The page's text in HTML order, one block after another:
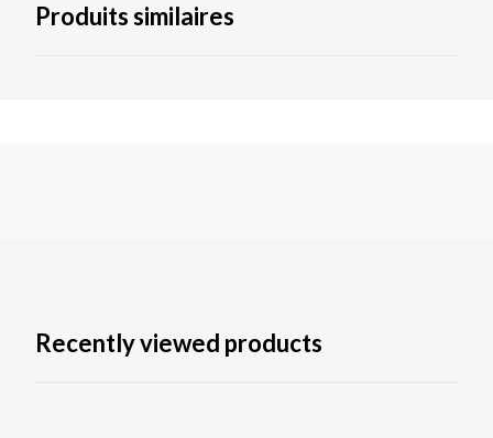
Produits similaires
Recently viewed products